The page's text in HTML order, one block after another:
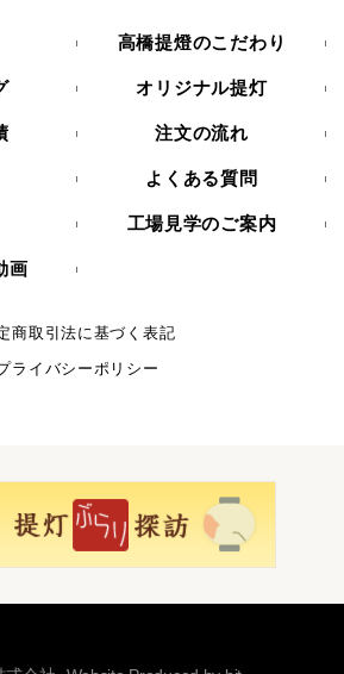
高橋提燈のこだわり
オリジナル提灯
注文の流れ
よくある質問
工場見学のご案内
画
商取引法に基づく表記
ライバシーポリシー